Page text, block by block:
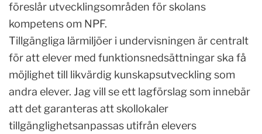
föreslår utvecklingsområden för skolans
kompetens om NPF.
Tillgängliga lärmiljöer i undervisningen är centralt
för att elever med funktionsnedsättningar ska få
möjlighet till likvärdig kunskapsutveckling som
andra elever. Jag vill se ett lagförslag som innebär
att det garanteras att skollokaler
tillgänglighetsanpassas utifrån elevers